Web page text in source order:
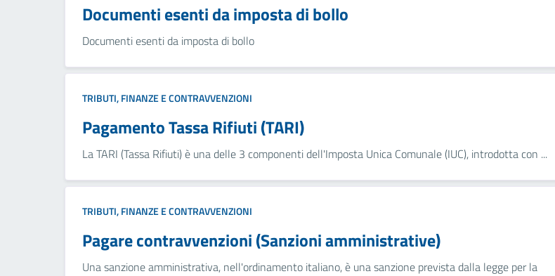
Documenti esenti da imposta di bollo
Documenti esenti da imposta di bollo
TRIBUTI, FINANZE E CONTRAVVENZIONI
Pagamento Tassa Rifiuti (TARI)
La TARI (Tassa Rifiuti) è una delle 3 componenti dell'Imposta Unica Comunale (IUC), introdotta con ...
TRIBUTI, FINANZE E CONTRAVVENZIONI
Pagare contravvenzioni (Sanzioni amministrative)
Una sanzione amministrativa, nell'ordinamento italiano, è una sanzione prevista dalla legge per la